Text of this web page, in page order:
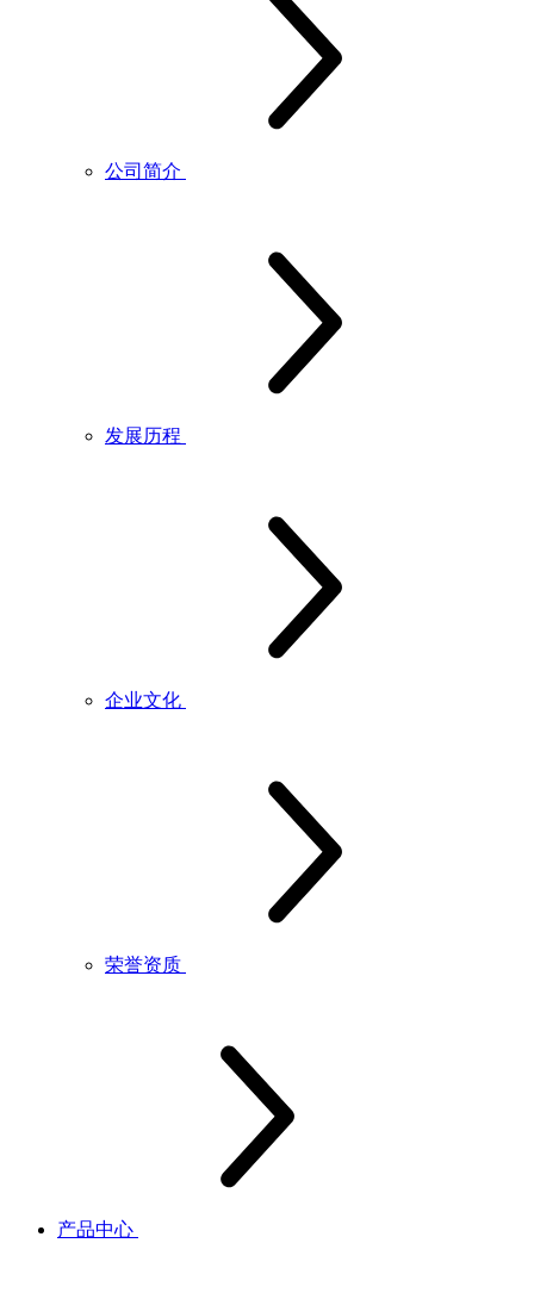
公司简介
发展历程
企业文化
荣誉资质
产品中心